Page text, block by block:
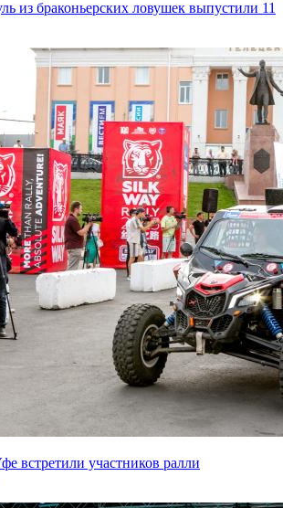
из браконьерских ловушек выпустили 11
встретили участников ралли